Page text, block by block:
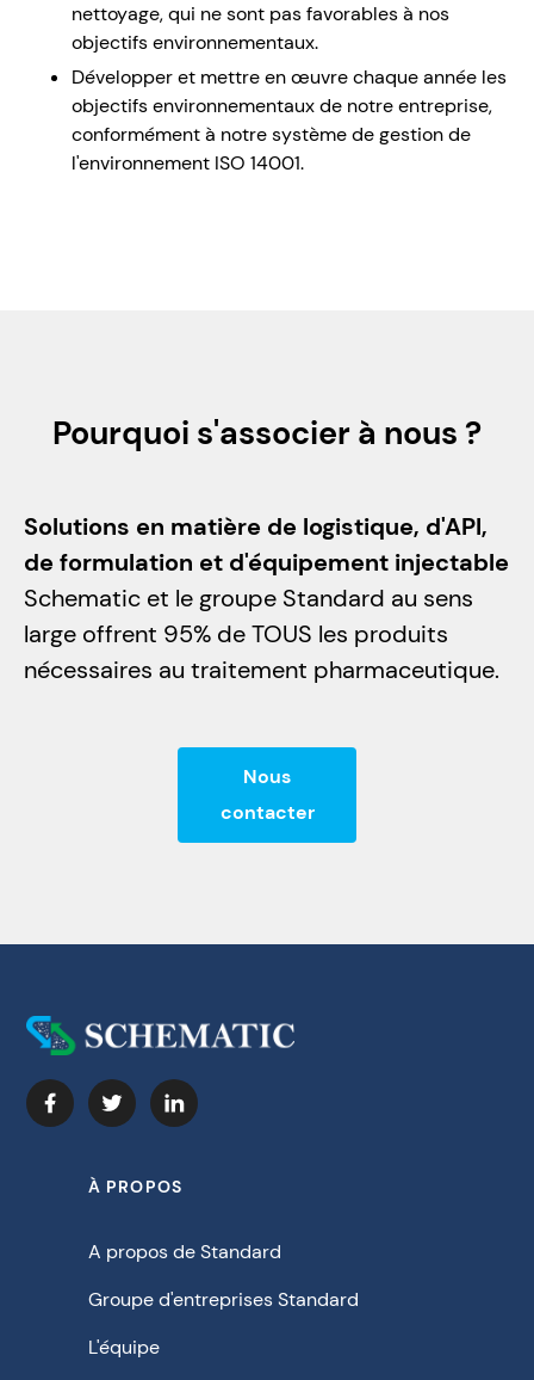
nettoyage, qui ne sont pas favorables à nos
objectifs environnementaux.
Développer et mettre en œuvre chaque année les
objectifs environnementaux de notre entreprise,
conformément à notre système de gestion de
l'environnement ISO 14001.
Pourquoi s'associer à nous ?
Solutions en matière de logistique, d'API,
de formulation et d'équipement injectable
Schematic et le groupe Standard au sens
large offrent 95% de TOUS les produits
nécessaires au traitement pharmaceutique.
Nous
contacter
À PROPOS
A propos de Standard
Groupe d'entreprises Standard
L'équipe